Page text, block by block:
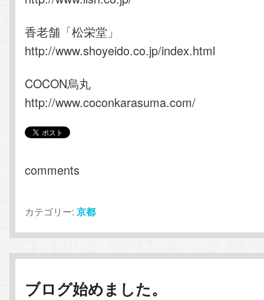
香老舗「松栄堂」
http://www.shoyeido.co.jp/index.html
COCON烏丸
http://www.coconkarasuma.com/
comments
カテゴリー: 京都
ブログ始めました。